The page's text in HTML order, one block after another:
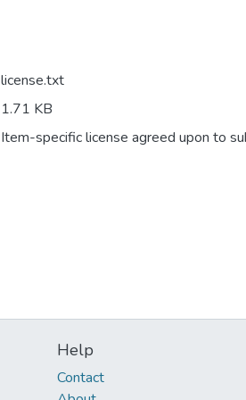
license.txt
1.71 KB
Item-specific license agreed upon to
Help
Contact